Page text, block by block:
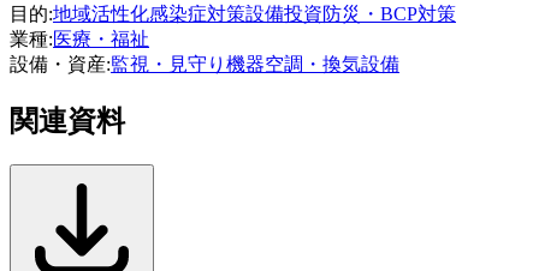
目的:地域活性化感染症対策設備投資防災・BCP対策
業種:医療・福祉
設備・資産:監視・見守り機器空調・換気設備
関連資料